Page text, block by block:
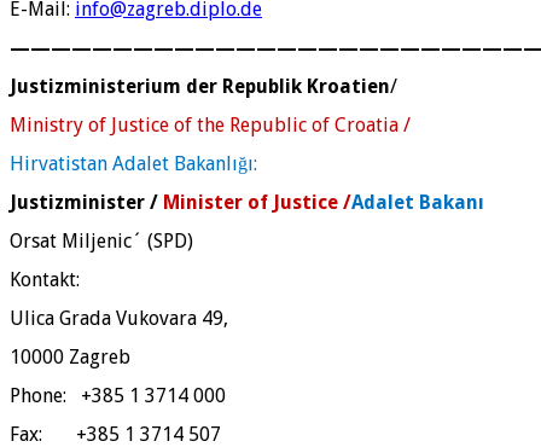
E-Mail: info@zagreb.diplo.de
Justizministerium der Republik Kroatien/
Ministry of Justice of the Republic of Croatia /
Hirvatistan Adalet Bakanlığı:
Justizminister / Minister of Justice /Adalet Bakanı
Orsat Miljenic´ (SPD)
Kontakt:
Ulica Grada Vukovara 49,
10000 Zagreb
Phone: +385 1 3714 000
Fax: +385 1 3714 507